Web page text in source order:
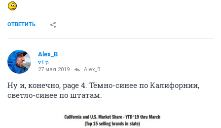
ОТВЕТИТЬ
Alex_B
v.i.p.
27 мая 2019 Alex_B
Ну и, конечно, page 4. Тёмно-синее по Калифорнии,
светло-синее по штатам.